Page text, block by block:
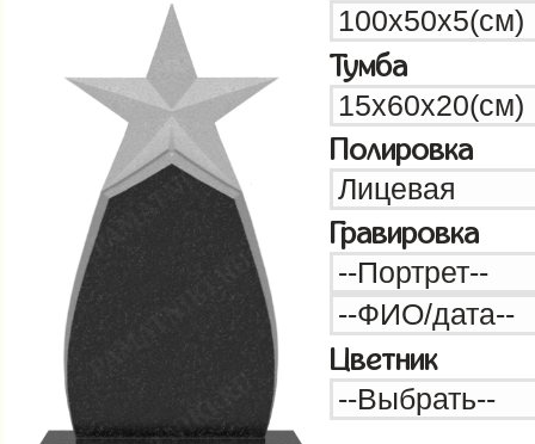
Тумба
Полировка
Гравировка
Цветник